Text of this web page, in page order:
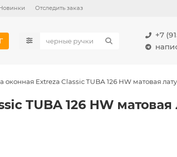
Отследить заказ
+7
оконная Extreza Classic TUBA 126 HW матовая
TUBA 126 HW